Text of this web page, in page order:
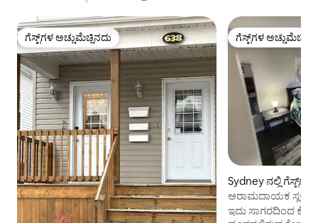
ಗೆಸ್ಟ್‌ಗಳ ಅಚ್ಚುಮೆಚ್ಚಿನದು
ಗೆಸ್ಟ್‌ಗಳ ಅಚ್ಚುಮೆಚ್ಚಿನದು ಗೆಸ್ಟ್‌ಗಳ
ಗೆಸ್ಟ್‌ಗಳ
Sydney ನಲ್ಲಿ
ಆರಾಮದಾಯಕ ಸ್ಥಳ
ಇದು ಸಾಗರದಿಂದ